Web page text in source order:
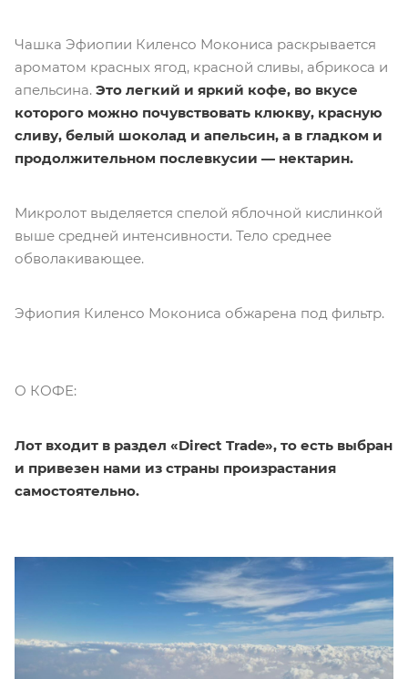
Чашка Эфиопии Киленсо Мокониса раскрывается
ароматом красных ягод, красной сливы, абрикоса и
апельсина. Это легкий и яркий кофе, во вкусе
которого можно почувствовать клюкву, красную
сливу, белый шоколад и апельсин, а в гладком и
продолжительном послевкусии — нектарин.
Микролот выделяется спелой яблочной кислинкой
выше средней интенсивности. Тело среднее
обволакивающее.
Эфиопия Киленсо Мокониса обжарена под фильтр.
О КОФЕ:
Лот входит в раздел «Direct Trade», то есть выбран
и привезен нами из страны произрастания
самостоятельно.